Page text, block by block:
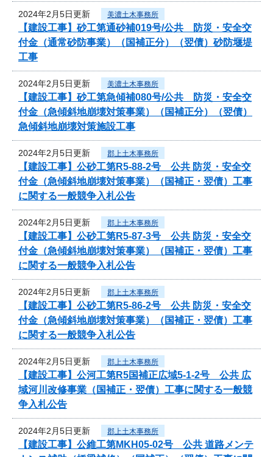
2024年2月5日更新 美濃土木事務所
【建設工事】砂工第通砂補019号/公共 防災・安全交
付金（通常砂防事業）（国補正分）（翌債）砂防堰堤
工事
2024年2月5日更新 美濃土木事務所
【建設工事】砂工第急傾補080号/公共 防災・安全交
付金（急傾斜地崩壊対策事業）（国補正分）（翌債）
急傾斜地崩壊対策施設工事
2024年2月5日更新 郡上土木事務所
【建設工事】公砂工第R5-88-2号 公共 防災・安全交
付金（急傾斜地崩壊対策事業）（国補正・翌債）工事
に関する一般競争入札公告
2024年2月5日更新 郡上土木事務所
【建設工事】公砂工第R5-87-3号 公共 防災・安全交
付金（急傾斜地崩壊対策事業）（国補正・翌債）工事
に関する一般競争入札公告
2024年2月5日更新 郡上土木事務所
【建設工事】公砂工第R5-86-2号 公共 防災・安全交
付金（急傾斜地崩壊対策事業）（国補正・翌債）工事
に関する一般競争入札公告
2024年2月5日更新 郡上土木事務所
【建設工事】公河工第R5国補正広域5-1-2号 公共 広
域河川改修事業（国補正・翌債）工事に関する一般競
争入札公告
2024年2月5日更新 郡上土木事務所
【建設工事】公維工第MKH05-02号 公共 道路メンテ